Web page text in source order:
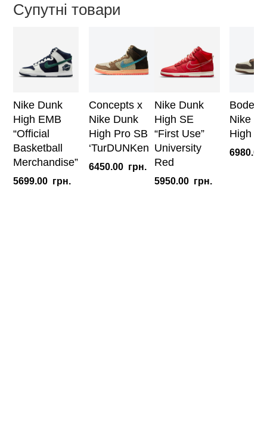
кількість
Супутні товари
Nike Dunk
High EMB
“Official
Basketball
Merchandise”
5699.00 грн.
Concepts x
Nike Dunk
High Pro SB
‘TurDUNKen
6450.00 грн.
Nike Dunk
High SE
“First Use”
University
Red
5950.00 грн.
Nike
High
6980.00